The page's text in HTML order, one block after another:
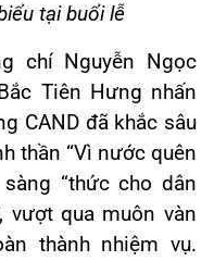
tại buổi lễ
chí Nguyễn Ngọc
Tiên Hưng nhấn
CAND đã khắc sâu
thần “Vì nước quên
“thức cho dân
vượt qua muôn vàn
thành nhiệm vụ.